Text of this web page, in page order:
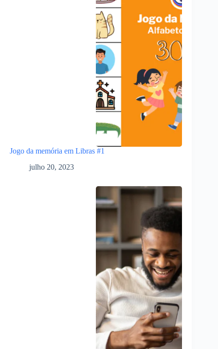
Jogo da memória em Libras #1
julho 20, 2023